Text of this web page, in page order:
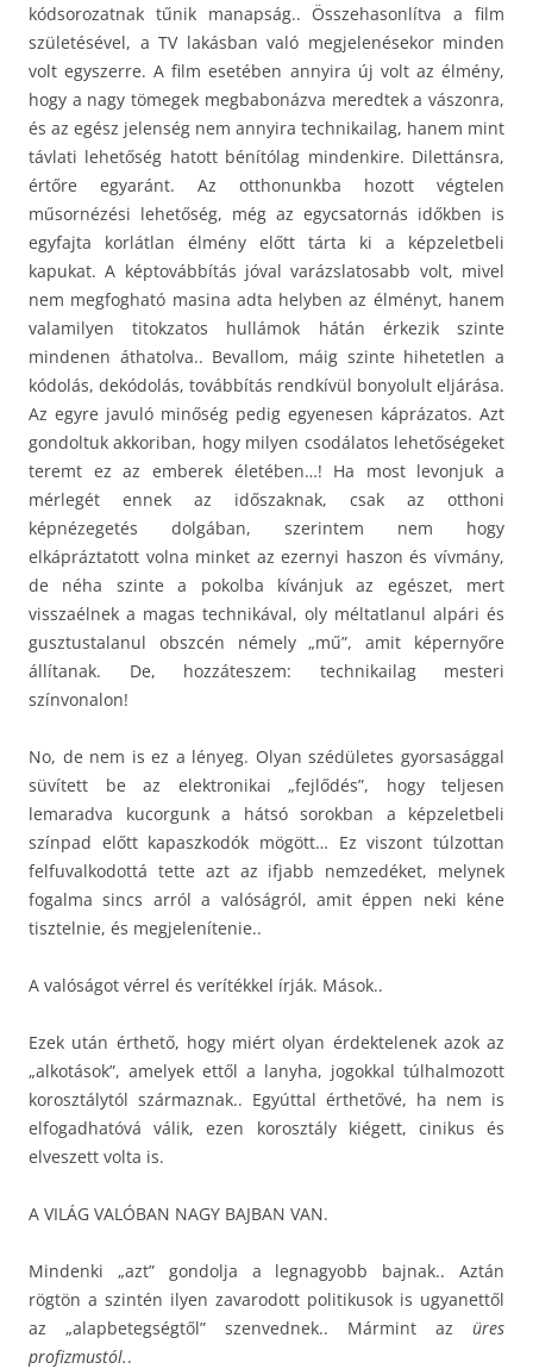
kódsorozatnak tűnik manapság.. Összehasonlítva a film
születésével, a TV lakásban való megjelenésekor minden
volt egyszerre. A film esetében annyira új volt az élmény,
hogy a nagy tömegek megbabonázva meredtek a vászonra,
és az egész jelenség nem annyira technikailag, hanem mint
távlati lehetőség hatott bénítólag mindenkire. Dilettánsra,
értőre egyaránt. Az otthonunkba hozott végtelen
műsornézési lehetőség, még az egycsatornás időkben is
egyfajta korlátlan élmény előtt tárta ki a képzeletbeli
kapukat. A képtovábbítás jóval varázslatosabb volt, mivel
nem megfogható masina adta helyben az élményt, hanem
valamilyen titokzatos hullámok hátán érkezik szinte
mindenen áthatolva.. Bevallom, máig szinte hihetetlen a
kódolás, dekódolás, továbbítás rendkívül bonyolult eljárása.
Az egyre javuló minőség pedig egyenesen káprázatos. Azt
gondoltuk akkoriban, hogy milyen csodálatos lehetőségeket
teremt ez az emberek életében…! Ha most levonjuk a
mérlegét ennek az időszaknak, csak az otthoni
képnézegetés dolgában, szerintem nem hogy
elkápráztatott volna minket az ezernyi haszon és vívmány,
de néha szinte a pokolba kívánjuk az egészet, mert
visszaélnek a magas technikával, oly méltatlanul alpári és
gusztustalanul obszcén némely „mű”, amit képernyőre
állítanak. De, hozzáteszem: technikailag mesteri
színvonalon!
No, de nem is ez a lényeg. Olyan szédületes gyorsasággal
süvített be az elektronikai „fejlődés”, hogy teljesen
lemaradva kucorgunk a hátsó sorokban a képzeletbeli
színpad előtt kapaszkodók mögött… Ez viszont túlzottan
felfuvalkodottá tette azt az ifjabb nemzedéket, melynek
fogalma sincs arról a valóságról, amit éppen neki kéne
tisztelnie, és megjelenítenie..
A valóságot vérrel és verítékkel írják. Mások..
Ezek után érthető, hogy miért olyan érdektelenek azok az
„alkotások”, amelyek ettől a lanyha, jogokkal túlhalmozott
korosztálytól származnak.. Egyúttal érthetővé, ha nem is
elfogadhatóvá válik, ezen korosztály kiégett, cinikus és
elveszett volta is.
A VILÁG VALÓBAN NAGY BAJBAN VAN.
Mindenki „azt” gondolja a legnagyobb bajnak.. Aztán
rögtön a szintén ilyen zavarodott politikusok is ugyanettől
az „alapbetegségtől” szenvednek.. Mármint az üres
profizmustól..